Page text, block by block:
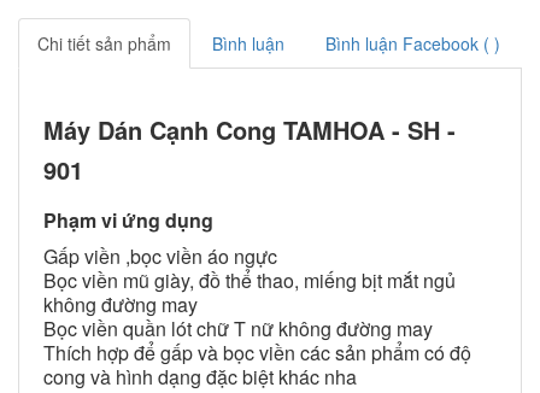
Chi tiết sản phẩm Bình luận Bình luận Facebook ( )
Máy Dán Cạnh Cong TAMHOA - SH -
901
Phạm vi ứng dụng
Gấp viền ,bọc viền áo ngực
Bọc viền mũ giày, đồ thể thao, miếng bịt mắt ngủ
không đường may
Bọc viền quần lót chữ T nữ không đường may
Thích hợp để gấp và bọc viền các sản phẩm có độ
cong và hình dạng đặc biệt khác nha